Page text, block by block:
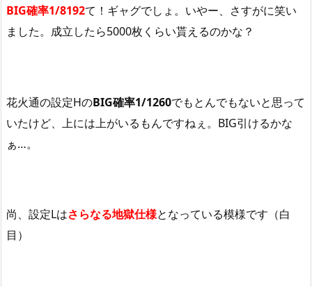
BIG確率1/8192て！ギャグでしょ。いやー、さすがに笑い
ました。成立したら5000枚くらい貰えるのかな？
花火通の設定HのBIG確率1/1260でもとんでもないと思って
いたけど、上には上がいるもんですねぇ。BIG引けるかな
ぁ…。
尚、設定Lはさらなる地獄仕様となっている模様です（白
目）